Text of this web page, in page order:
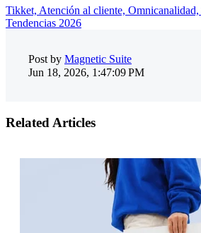
Tikket, Atención al cliente, Omnicanalidad,
Tendencias 2026
Post by Magnetic Suite
Jun 18, 2026, 1:47:09 PM
Related Articles